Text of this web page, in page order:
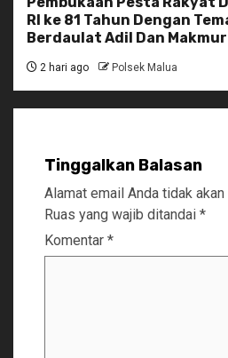
RI ke 81 Tahun Dengan
Berdaulat Adil Dan Makmur
2 hari ago Polsek Malua
Tinggalkan Balasan
Alamat email Anda tidak
Ruas yang wajib ditandai *
Komentar *